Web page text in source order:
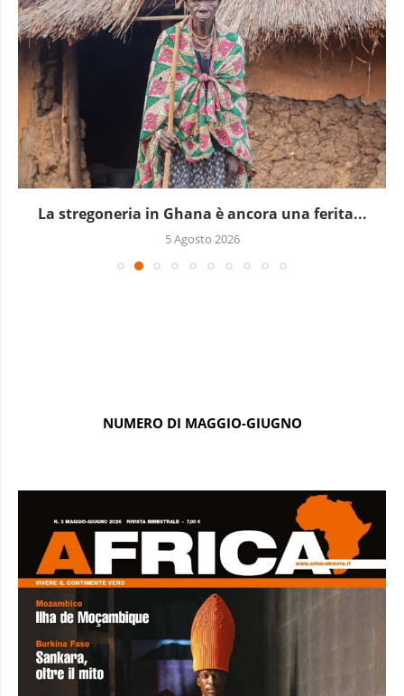
La stregoneria in Ghana è ancora una ferita...
5 Agosto 2026
NUMERO DI MAGGIO-GIUGNO